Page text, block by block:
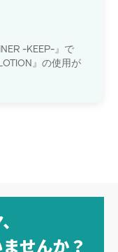
-KEEP-』で
』の使用が